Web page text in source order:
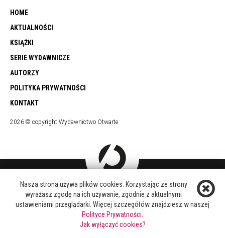
HOME
AKTUALNOŚCI
KSIĄŻKI
SERIE WYDAWNICZE
AUTORZY
POLITYKA PRYWATNOŚCI
KONTAKT
2026 © copyright Wydawnictwo Otwarte
DOŁĄCZ DO NAS
FACEBOOK
TWITTER
Nasza strona używa plików cookies. Korzystając ze strony
wyrażasz zgodę na ich używanie, zgodnie z aktualnymi
ustawieniami przeglądarki. Więcej szczegółów znajdziesz w naszej
Polityce Prywatności.
Jak wyłączyć cookies?